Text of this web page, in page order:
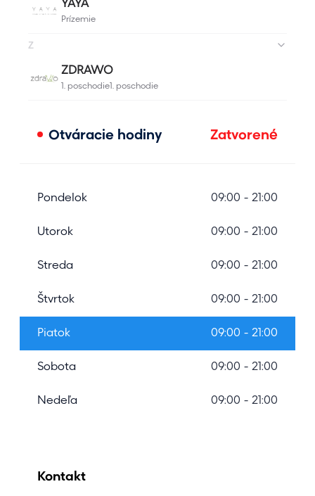
Otváracie hodiny Zatvorené
Pondelok 09:00 - 21:00
Utorok 09:00 - 21:00
Streda 09:00 - 21:00
Štvrtok 09:00 - 21:00
Piatok 09:00 - 21:00
Sobota 09:00 - 21:00
Nedeľa 09:00 - 21:00
Kontakt